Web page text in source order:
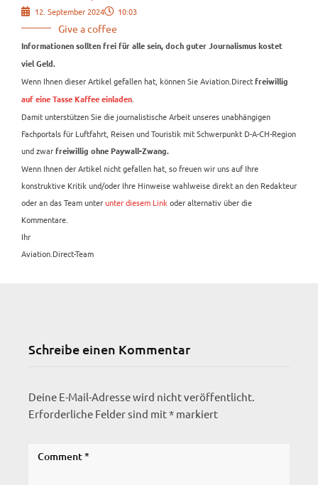
12. September 2024 10:03
Give a coffee
Informationen sollten frei für alle sein, doch guter Journalismus kostet
viel Geld.
Wenn Ihnen dieser Artikel gefallen hat, können Sie Aviation.Direct freiwillig
auf eine Tasse Kaffee einladen
Damit unterstützen Sie die journalistische Arbeit unseres unabhängigen
Fachportals für Luftfahrt, Reisen und Touristik mit Schwerpunkt D-A-CH-Region
und zwar freiwillig ohne Paywall-Zwang.
Wenn Ihnen der Artikel nicht gefallen hat, so freuen wir uns auf Ihre
konstruktive Kritik und/oder Ihre Hinweise wahlweise direkt an den Redakteur
oder an das Team unterunter diesem Link oder alternativ über die
Kommentare.
Ihr
Aviation.Direct-Team
Schreibe einen Kommentar
Deine E-Mail-Adresse wird nicht veröffentlicht.
Erforderliche Felder sind mit* markiert